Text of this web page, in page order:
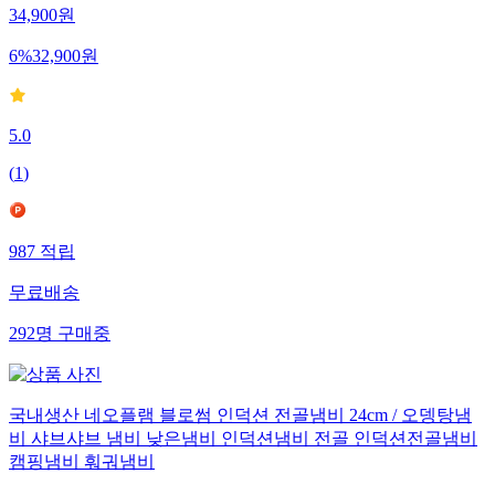
34,900원
6%32,900원
5.0
(1)
987 적립
무료배송
292명 구매중
국내생산 네오플램 블로썸 인덕션 전골냄비 24cm / 오뎅탕냄
비 샤브샤브 냄비 낮은냄비 인덕션냄비 전골 인덕션전골냄비
캠핑냄비 훠궈냄비